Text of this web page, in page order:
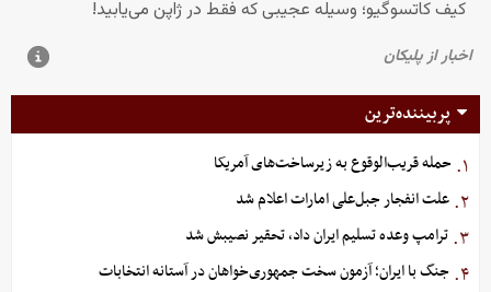
پربیننده‌ترین
۱. حمله قریب‌الوقوع به زیرساخت‌های آمریکا
۲. علت انفجار جبل‌علی امارات اعلام شد
۳. ترامپ وعده تسلیم ایران داد، تحقیر نصیبش شد
۴. جنگ با ایران؛ آزمون سخت جمهوری‌خواهان در آستانه انتخابات